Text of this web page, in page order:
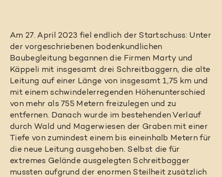
Am 27. April 2023 fiel endlich der Startschuss: Unter
der vorgeschriebenen bodenkundlichen
Baubegleitung begannen die Firmen Marty und
Käppeli mit insgesamt drei Schreitbaggern, die alte
Leitung auf einer Länge von insgesamt 1,75 km und
mit einem schwindelerregenden Höhenunterschied
von mehr als 755 Metern freizulegen und zu
entfernen. Danach wurde im bestehenden Verlauf
durch Wald und Magerwiesen der Graben mit einer
Tiefe von zumindest einem bis eineinhalb Metern für
die neue Leitung ausgehoben. Selbst die für
extremes Gelände ausgelegten Schreitbagger
mussten aufgrund der enormen Steilheit zusätzlich